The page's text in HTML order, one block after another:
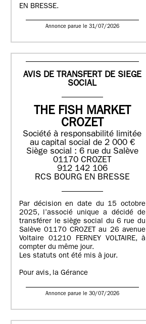
EN BRESSE.
Annonce parue le 31/07/2026
AVIS DE TRANSFERT DE SIEGE
SOCIAL
THE FISH MARKET
CROZET
Société à responsabilité limitée
au capital social de 2 000 €
Siège social : 6 rue du Salève
01170 CROZET
912 142 106
RCS BOURG EN BRESSE
Par décision en date du 15 octobre
2025, l’associé unique a décidé de
transférer le siège social du 6 rue du
Salève 01170 CROZET au 26 avenue
Voltaire 01210 FERNEY VOLTAIRE, à
compter du même jour.
Les statuts ont été mis à jour.
Pour avis, la Gérance
Annonce parue le 30/07/2026